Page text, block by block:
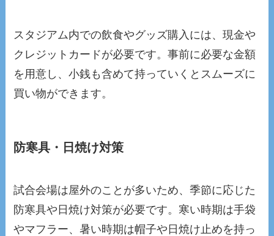
スタジアム内での飲食やグッズ購入には、現金や
クレジットカードが必要です。事前に必要な金額
を用意し、小銭も含めて持っていくとスムーズに
買い物ができます。
防寒具・日焼け対策
試合会場は屋外のことが多いため、季節に応じた
防寒具や日焼け対策が必要です。寒い時期は手袋
やマフラー、暑い時期は帽子や日焼け止めを持っ